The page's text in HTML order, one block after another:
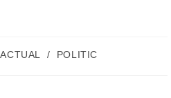
ACTUAL / POLITIC